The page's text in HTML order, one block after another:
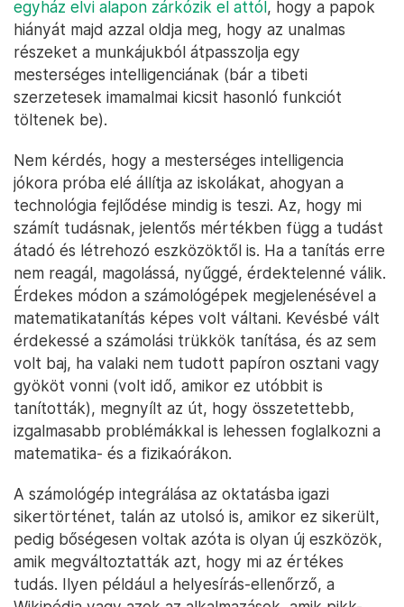
egyház elvi alapon zárkózik el attól, hogy a papok
hiányát majd azzal oldja meg, hogy az unalmas
részeket a munkájukból átpasszolja egy
mesterséges intelligenciának (bár a tibeti
szerzetesek imamalmai kicsit hasonló funkciót
töltenek be).
Nem kérdés, hogy a mesterséges intelligencia
jókora próba elé állítja az iskolákat, ahogyan a
technológia fejlődése mindig is teszi. Az, hogy mi
számít tudásnak, jelentős mértékben függ a tudást
átadó és létrehozó eszközöktől is. Ha a tanítás erre
nem reagál, magolássá, nyűggé, érdektelenné válik.
Érdekes módon a számológépek megjelenésével a
matematikatanítás képes volt váltani. Kevésbé vált
érdekessé a számolási trükkök tanítása, és az sem
volt baj, ha valaki nem tudott papíron osztani vagy
gyököt vonni (volt idő, amikor ez utóbbit is
tanították), megnyílt az út, hogy összetettebb,
izgalmasabb problémákkal is lehessen foglalkozni a
matematika- és a fizikaórákon.
A számológép integrálása az oktatásba igazi
sikertörténet, talán az utolsó is, amikor ez sikerült,
pedig bőségesen voltak azóta is olyan új eszközök,
amik megváltoztatták azt, hogy mi az értékes
tudás. Ilyen például a helyesírás-ellenőrző, a